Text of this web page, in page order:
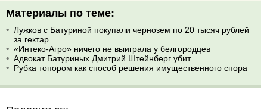
Материалы по теме:
Лужков с Батуриной покупали чернозем по 20 тысяч рублей
за гектар
«Интеко-Агро» ничего не выиграла у белгородцев
Адвокат Батуриных Дмитрий Штейнберг убит
Рубка топором как способ решения имущественного спора